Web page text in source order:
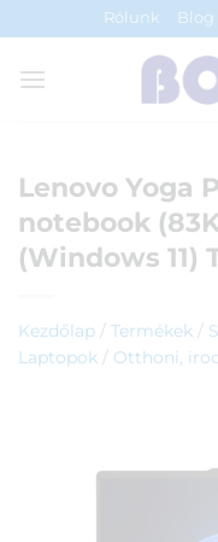
to
content
Rólunk Blog
Lenovo Yoga
notebook
(Windows 11)
Kezdőlap / Termékek /
Laptopok / Otthoni,